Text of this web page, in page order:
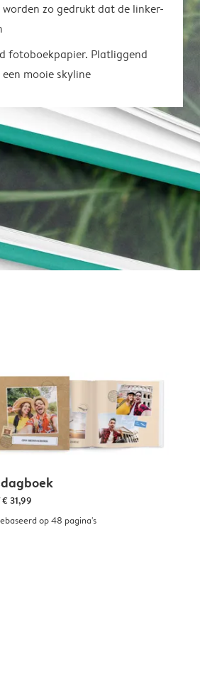
zo gedrukt dat de linker-
fotoboekpapier. Platliggend
mooie skyline
€ 31,99
op 48 pagina's